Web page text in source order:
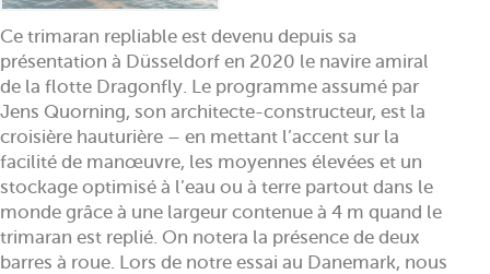
Ce trimaran repliable est devenu depuis sa
présentation à Düsseldorf en 2020 le navire amiral
de la flotte Dragonfly. Le programme assumé par
Jens Quorning, son architecte-constructeur, est la
croisière hauturière – en mettant l’accent sur la
facilité de manœuvre, les moyennes élevées et un
stockage optimisé à l’eau ou à terre partout dans le
monde grâce à une largeur contenue à 4 m quand le
trimaran est replié. On notera la présence de deux
barres à roue. Lors de notre essai au Danemark, nous